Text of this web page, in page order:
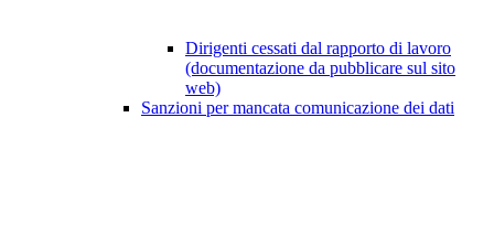
Dirigenti cessati dal rapporto di lavoro
(documentazione da pubblicare sul sito
web)
Sanzioni per mancata comunicazione dei dati